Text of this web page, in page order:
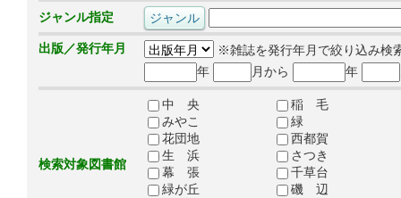
ジャンル指定
出版／発行年月
※雑誌を発行年月で絞り込み検
年
月から 年
検索対象図書館
中 央
稲 毛
みやこ
緑
花団地
西都賀
生 浜
さつき
幕 張
千草台
緑が丘
磯 辺